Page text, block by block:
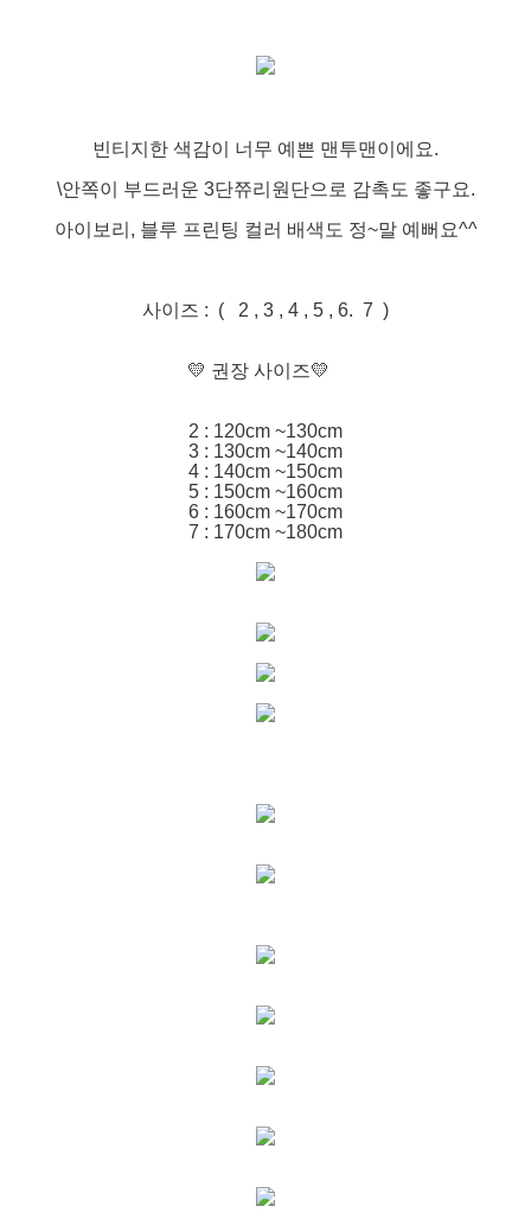
빈티지한 색감이 너무 예쁜 맨투맨이에요.
\안쪽이 부드러운 3단쮸리원단으로 감촉도 좋구요.
아이보리, 블루 프린팅 컬러 배색도 정~말 예뻐요^^
사이즈 : ( 2 , 3 , 4 , 5 , 6. 7 )
💛 권장 사이즈💛
2 : 120cm ~130cm
3 : 130cm ~140cm
4 : 140cm ~150cm
5 : 150cm ~160cm
6 : 160cm ~170cm
7 : 170cm ~180cm